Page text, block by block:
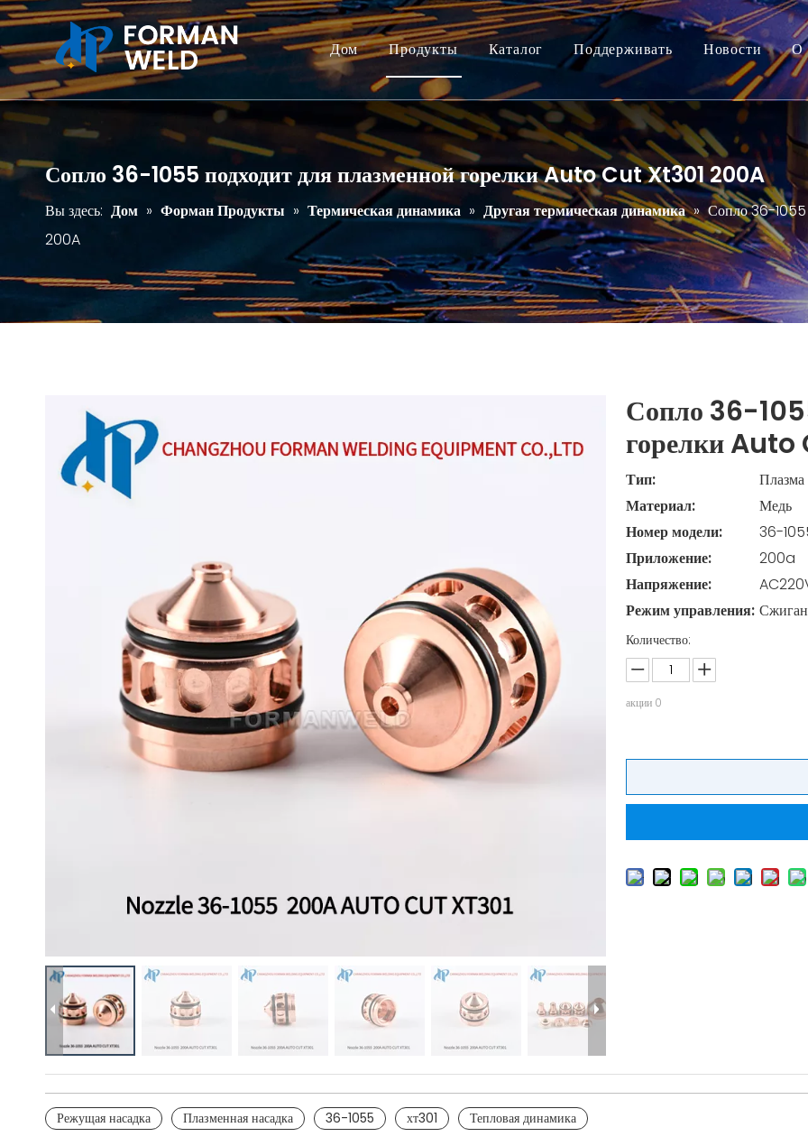
Дом Продукты Каталог Поддерживать Новости О
Сопло 36-1055 подходит для плазменной горелки Auto Cut Xt301 200A
Вы здесь: Дом » Форман Продукты » Термическая динамика » Другая термическая динамика » Сопло 36-1055
200A
Сопло 36-
горелки
Тип:
Плазма
Материал:
Медь
Номер модели:
36-
Приложение:
200a
Напряжение:
Режим управления:
Количество:
акции 0
Режущая насадка Плазменная насадка 36-1055 хт301 Тепловая динамика